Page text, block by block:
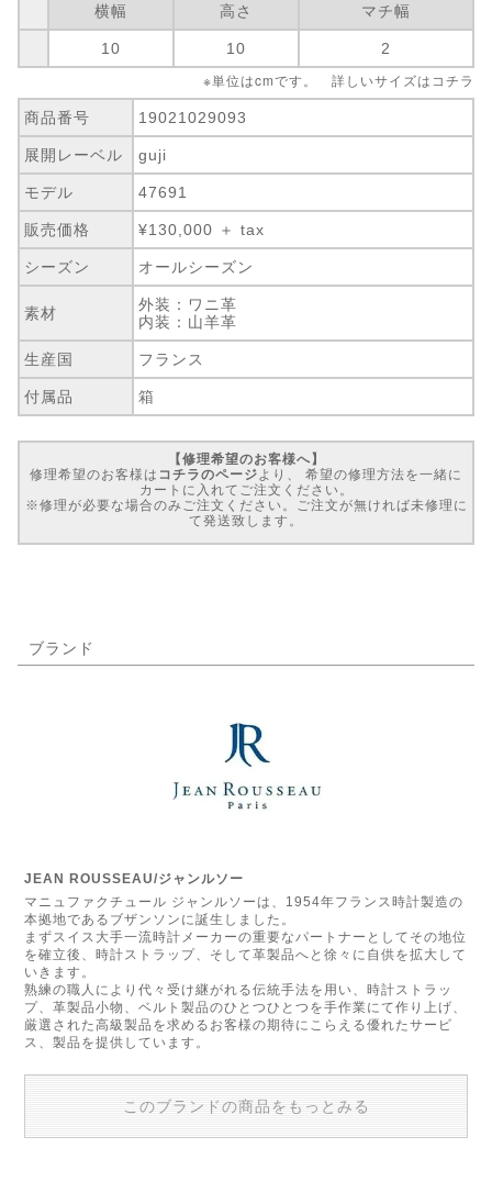
横幅 高さ マチ幅
10 10 2
※単位はcmです。 詳しいサイズは コチラ
商品番号 19021029093
展開レーベル guji
モデル 47691
販売価格 ¥130,000 ＋ tax
シーズン オールシーズン
素材
外装：ワニ革
内装：山羊革
生産国 フランス
付属品 箱
【修理希望のお客様へ】
修理希望のお客様は コチラのページ より、 希望の修理方法を一緒に
カートに入れてご注文ください。
※修理が必要な場合のみご注文ください。ご注文が無ければ未修理に
て発送致します。
ブランド
JEAN ROUSSEAU/ジャンルソー
マニュファクチュール ジャンルソーは、1954年フランス時計製造の
本拠地であるブザンソンに誕生しました。
まずスイス大手一流時計メーカーの重要なパートナーとしてその地位
を確立後、時計ストラップ、そして革製品へと徐々に自供を拡大して
いきます。
熟練の職人により代々受け継がれる伝統手法を用い、時計ストラッ
プ、革製品小物、ベルト製品のひとつひとつを手作業にて作り上げ、
厳選された高級製品を求めるお客様の期待にこらえる優れたサービ
ス、製品を提供しています。
このブランドの商品をもっとみる